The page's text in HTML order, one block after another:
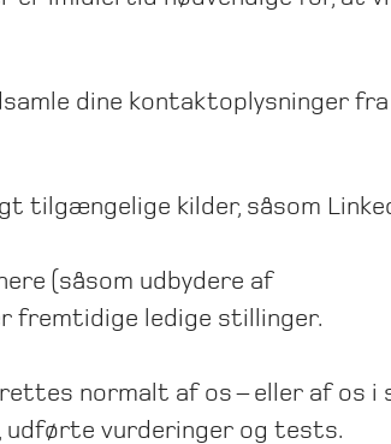
dine kontaktoplysninger
tilgængelige kilder, såsom
(såsom udbydere af
fremtidige ledige stillinger.
normalt af os – eller af os i
udførte vurderinger og tests.